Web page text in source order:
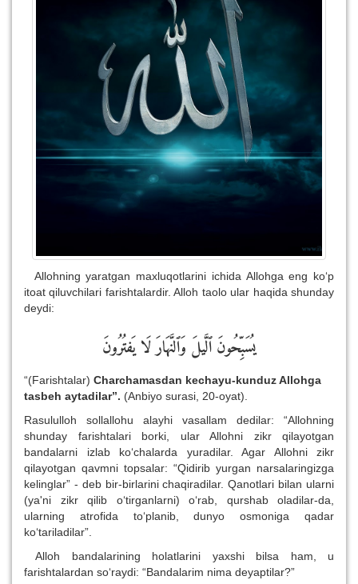
Allohning yaratgan maxluqotlarini ichida Allohga eng ko‘p
itoat qiluvchilari farishtalardir. Alloh taolo ular haqida shunday
deydi:
يُسَبِّحُونَٱلَّيلَ وَٱلنَّهَارَلَايَفتُرُونَ
“(Farishtalar) Charchamasdan kechayu-kunduz Allohga
tasbeh aytadilar”. (Anbiyo surasi, 20-oyat).
Rasululloh sollallohu alayhi vasallam dedilar: “Allohning
shunday farishtalari borki, ular Allohni zikr qilayotgan
bandalarni izlab ko‘chalarda yuradilar. Agar Allohni zikr
qilayotgan qavmni topsalar: “Qidirib yurgan narsalaringizga
kelinglar” - deb bir-birlarini chaqiradilar. Qanotlari bilan ularni
(ya'ni zikr qilib o‘tirganlarni) o‘rab, qurshab oladilar-da,
ularning atrofida to‘planib, dunyo osmoniga qadar
ko‘tariladilar”.
Alloh bandalarining holatlarini yaxshi bilsa ham, u
farishtalardan so‘raydi: “Bandalarim nima deyaptilar?”